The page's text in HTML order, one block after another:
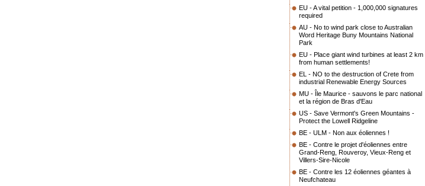
EU - A vital petition - 1,000,000 signatures
required
AU - No to wind park close to Australian
Word Heritage Buny Mountains National
Park
EU - Place giant wind turbines at least 2 km
from human settlements!
EL - NO to the destruction of Crete from
industrial Renewable Energy Sources
MU - Île Maurice - sauvons le parc national
et la région de Bras d'Eau
US - Save Vermont's Green Mountains -
Protect the Lowell Ridgeline
BE - ULM - Non aux éoliennes !
BE - Contre le projet d'éoliennes entre
Grand-Reng, Rouveroy, Vieux-Reng et
Villers-Sire-Nicole
BE - Contre les 12 éoliennes géantes à
Neufchateau